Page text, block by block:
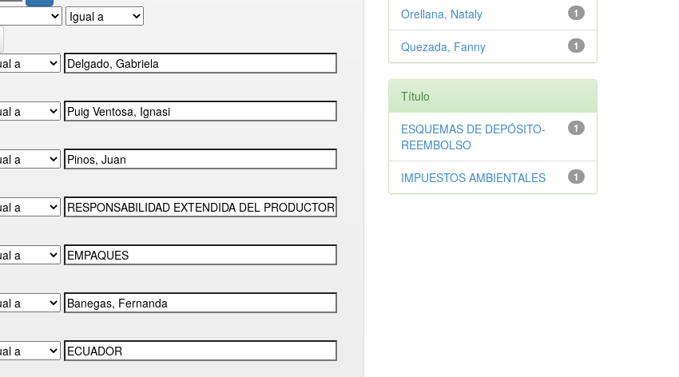
1
Orellana, Nataly
1
Quezada, Fanny
Título
1
ESQUEMAS DE DEPÓSITO-
REEMBOLSO
1
IMPUESTOS AMBIENTALES